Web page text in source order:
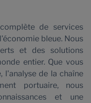
de services
bleue. Nous
et des solutions
entier. Que vous
l'analyse de la chaîne
portuaire, nous
et une